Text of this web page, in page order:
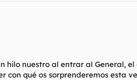
hilo nuestro al entrar al General, el
qué os sorprenderemos esta